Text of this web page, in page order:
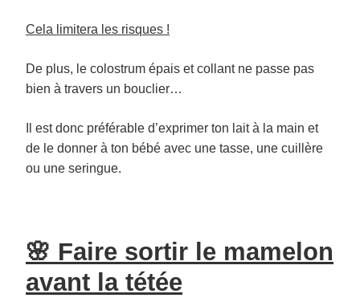
Cela limitera les risques !
De plus, le colostrum épais et collant ne passe pas
bien à travers un bouclier…
Il est donc préférable d’exprimer ton lait à la main et
de le donner à ton bébé avec une tasse, une cuillère
ou une seringue.
🌸 Faire sortir le mamelon
avant la tétée